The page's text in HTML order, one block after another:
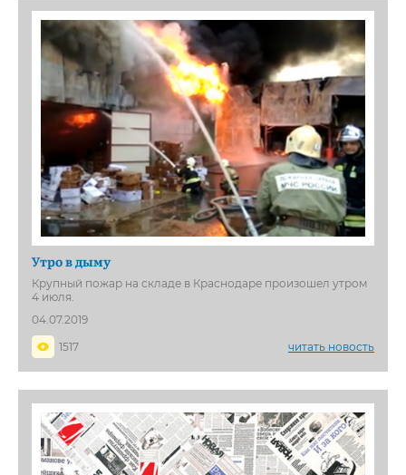
Утро в дыму
Крупный пожар на складе в Краснодаре произошел утром
4 июля.
04.07.2019
1517
читать новость